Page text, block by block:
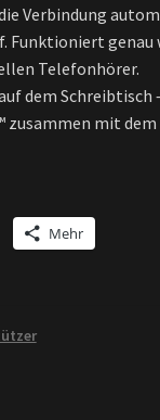
Verbindung
Funktioniert genau
Telefonhörer.
dem Schreibtisch
zusammen mit
Mehr